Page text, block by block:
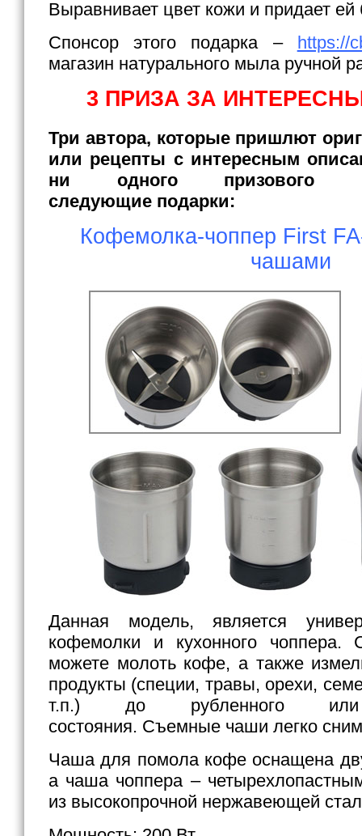
Выравнивает цвет кожи и придает ей
Спонсор этого подарка – https://
магазин натурального мыла ручной
3 ПРИЗА ЗА
Три автора, которые пришлют
или рецепты с интересным
ни одного призового
следующие подарки:
Кофемолка-чоппер First
чашами
Данная модель, является
кофемолки и кухонного
можете молоть кофе, а также
продукты (специи, травы, орехи,
т.п.) до рубленного или
состояния. Съемные чаши легко
Чаша для помола кофе оснащена
а чаша чоппера –
из высокопрочной нержавеющей